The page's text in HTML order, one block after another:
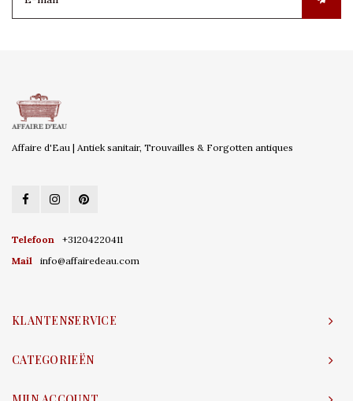
Affaire d'Eau | Antiek sanitair, Trouvailles & Forgotten antiques
Telefoon
+31204220411
Mail
info@affairedeau.com
KLANTENSERVICE
CATEGORIEËN